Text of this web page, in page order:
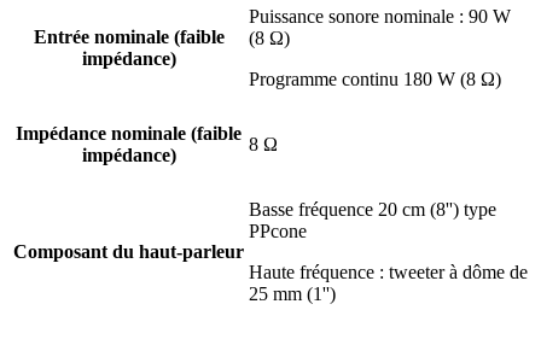
Entrée nominale (faible
impédance)
Puissance sonore nominale : 90 W
(8 Ω)
Programme continu 180 W (8 Ω)
Impédance nominale (faible
impédance)
8 Ω
Composant du haut-parleur
Basse fréquence 20 cm (8'') type
PPcone
Haute fréquence : tweeter à dôme de
25 mm (1'')